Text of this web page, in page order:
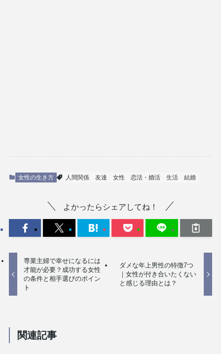
女性の生き方 人間関係 友達 女性 恋活・婚活 生活 結婚
よかったらシェアしてね！
専業主婦で幸せになるには
才能が必要？成功する女性
の条件と相手選びのポイン
ト
ダメな年上男性の特徴7つ
｜女性が付き合いたくない
と感じる理由とは？
関連記事